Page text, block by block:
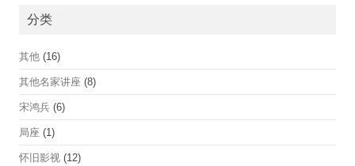
分类
其他 (16)
其他名家讲座 (8)
宋鸿兵 (6)
局座 (1)
怀旧影视 (12)